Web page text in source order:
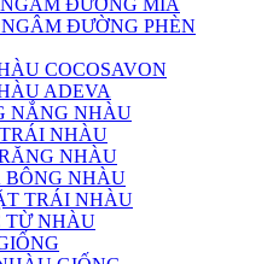
ĐƯỜNG MÍA
ĐƯỜNG PHÈN
COCOSAVON
ADEVA
NẮNG NHÀU
NHÀU
NHÀU
BÔNG NHÀU
TRÁI NHÀU
TỪ NHÀU